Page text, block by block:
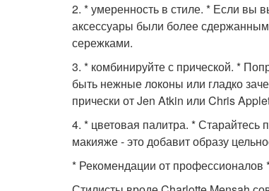
2. * умеренность в стиле. * Если вы
аксессуары были более
сережками.
3. * комбинируйте с прической. *
быть нежные локоны или гладко
прически от Jen Atkin или Chris
4. * цветовая палитра. *
макияже - это добавит образу
* Рекомендации от профессионалов